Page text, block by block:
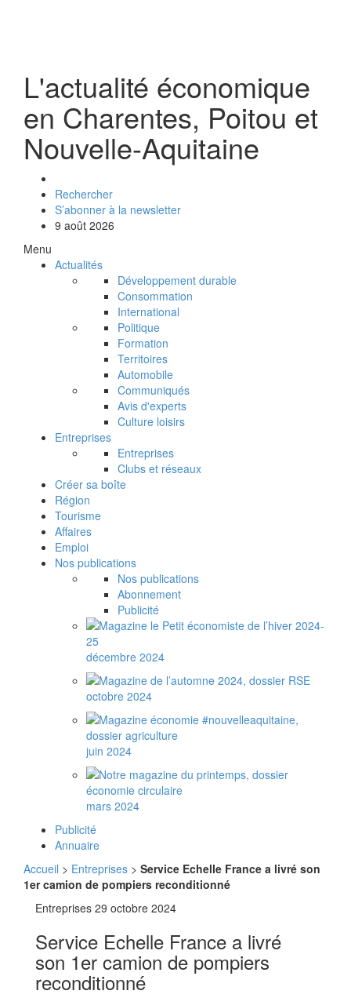
L'actualité économique
en Charentes, Poitou et
Nouvelle-Aquitaine
Rechercher
S’abonner à la newsletter
9 août 2026
Menu
Actualités
Développement durable
Consommation
International
Politique
Formation
Territoires
Automobile
Communiqués
Avis d'experts
Culture loisirs
Entreprises
Entreprises
Clubs et réseaux
Créer sa boîte
Région
Tourisme
Affaires
Emploi
Nos publications
Nos publications
Abonnement
Publicité
décembre 2024
octobre 2024
juin 2024
mars 2024
Publicité
Annuaire
Accueil > Entreprises > Service Echelle France a livré son
1er camion de pompiers reconditionné
Entreprises 29 octobre 2024
Service Echelle France a livré
son 1er camion de pompiers
reconditionné